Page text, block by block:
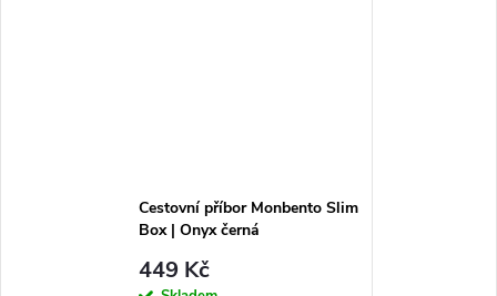
Cestovní příbor Monbento Slim
Box | Onyx černá
449 Kč